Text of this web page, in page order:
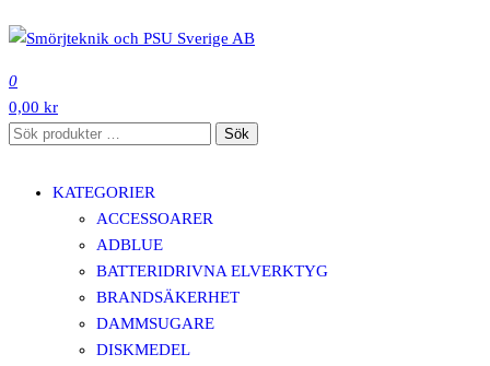
till
innehåll
0
0,00 kr
Sök
Sök
KATEGORIER
ACCESSOARER
ADBLUE
BATTERIDRIVNA ELVERKTYG
BRANDSÄKERHET
DAMMSUGARE
DISKMEDEL